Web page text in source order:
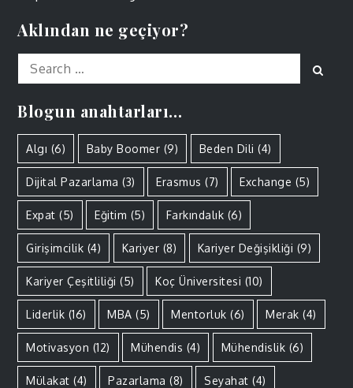
Aklından ne geçiyor?
Search
for:
Blogun anahtarları…
Algı (6) Baby Boomer (9) Beden Dili (4)
Dijital Pazarlama (3) Erasmus (7) Exchange (5)
Expat (5) Eğitim (5) Farkındalık (6)
Girişimcilik (4) Kariyer (8) Kariyer Değişikliği (9)
Kariyer Çeşitliliği (5) Koç Üniversitesi (10)
Liderlik (16) MBA (5) Mentorluk (6) Merak (4)
Motivasyon (12) Mühendis (4) Mühendislik (6)
Mülakat (4) Pazarlama (8) Seyahat (4)